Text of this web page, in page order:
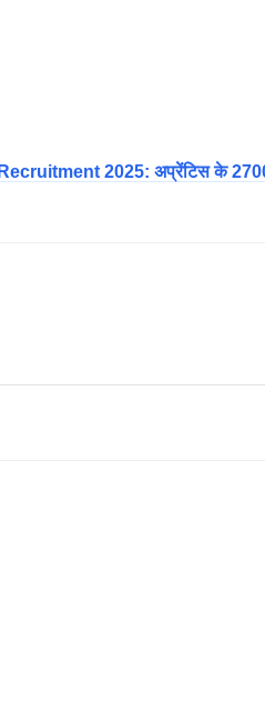
2025: अप्रेंटिस के